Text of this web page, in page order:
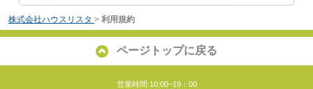
株式会社ハウスリスタ > 利用規約
ページトップに戻る
営業時間:10:00~19：00